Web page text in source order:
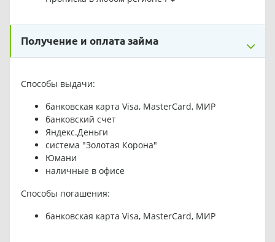
Получение и оплата займа
Способы выдачи:
банковская карта Visa, MasterCard, МИР
банковский счет
Яндекс.Деньги
система "Золотая Корона"
Юмани
наличные в офисе
Способы погашения:
банковская карта Visa, MasterCard, МИР